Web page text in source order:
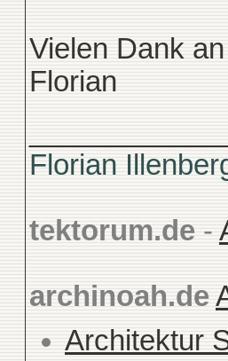
Vielen Dank
Florian
Florian
tektorum.de -
archinoah.de
Architektur